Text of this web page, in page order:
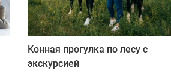
Конная прогулка по лесу с
экскурсией